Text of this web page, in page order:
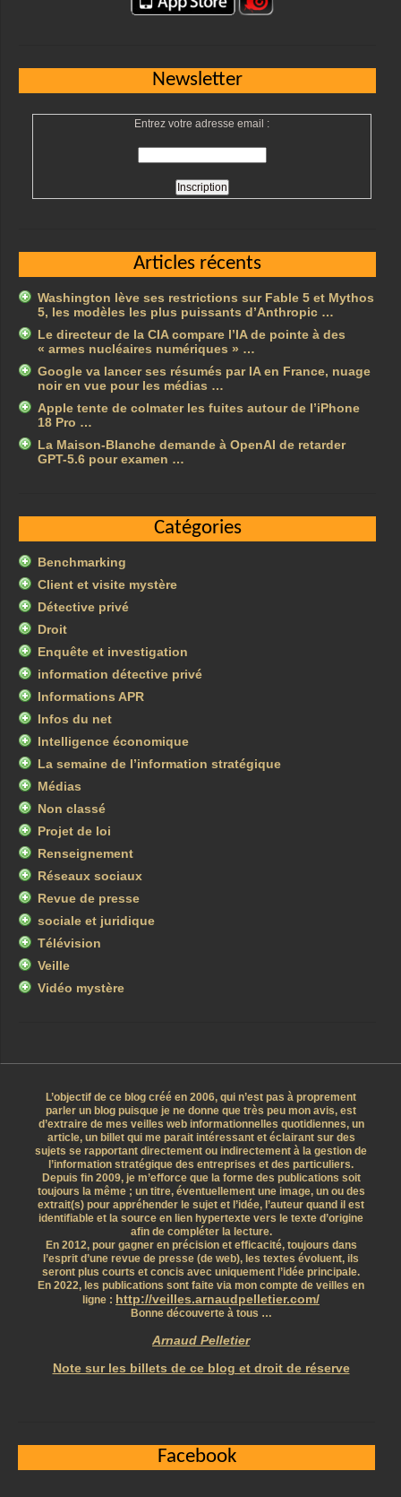
Newsletter
Entrez votre adresse email :
Articles récents
Washington lève ses restrictions sur Fable 5 et Mythos
5, les modèles les plus puissants d’Anthropic …
Le directeur de la CIA compare l’IA de pointe à des
« armes nucléaires numériques » …
Google va lancer ses résumés par IA en France, nuage
noir en vue pour les médias …
Apple tente de colmater les fuites autour de l’iPhone
18 Pro …
La Maison-Blanche demande à OpenAI de retarder
GPT-5.6 pour examen …
Catégories
Benchmarking
Client et visite mystère
Détective privé
Droit
Enquête et investigation
information détective privé
Informations APR
Infos du net
Intelligence économique
La semaine de l’information stratégique
Médias
Non classé
Projet de loi
Renseignement
Réseaux sociaux
Revue de presse
sociale et juridique
Télévision
Veille
Vidéo mystère
L’objectif de ce blog créé en 2006, qui n’est pas à proprement
parler un blog puisque je ne donne que très peu mon avis, est
d’extraire de mes veilles web informationnelles quotidiennes, un
article, un billet qui me parait intéressant et éclairant sur des
sujets se rapportant directement ou indirectement à la gestion de
l’information stratégique des entreprises et des particuliers.
Depuis fin 2009, je m’efforce que la forme des publications soit
toujours la même ; un titre, éventuellement une image, un ou des
extrait(s) pour appréhender le sujet et l’idée, l’auteur quand il est
identifiable et la source en lien hypertexte vers le texte d’origine
afin de compléter la lecture.
En 2012, pour gagner en précision et efficacité, toujours dans
l’esprit d’une revue de presse (de web), les textes évoluent, ils
seront plus courts et concis avec uniquement l’idée principale.
En 2022, les publications sont faite via mon compte de veilles en
ligne : http://veilles.arnaudpelletier.com/
Bonne découverte à tous …
Arnaud Pelletier
Note sur les billets de ce blog et droit de réserve
Facebook